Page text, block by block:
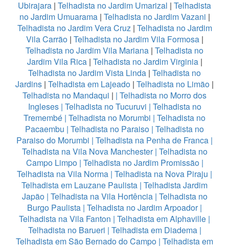
Ubirajara | Telhadista no Jardim Umarizal | Telhadista
no Jardim Umuarama| Telhadista no Jardim Vazani |
Telhadista no Jardim Vera Cruz| Telhadista no Jardim
Vila Carrão| Telhadista no Jardim Vila Formosa|
Telhadista no Jardim Vila Mariana | Telhadista no
Jardim Vila Rica| Telhadista no Jardim Virginia|
Telhadista no Jardim Vista Linda | Telhadista no
Jardins | Telhadista em Lajeado | Telhadista no Limão |
Telhadista no Mandaqui | | Telhadista no Morro dos
Ingleses| Telhadista no Tucuruvi | Telhadista no
Tremembé | Telhadista no Morumbi | Telhadista no
Pacaembu | Telhadista no Paraiso | Telhadista no
Paraiso do Morumbi | Telhadista na Penha de Franca |
Telhadista na Vila Nova Manchester| Telhadista no
Campo Limpo| Telhadista no Jardim Promissão|
Telhadista na Vila Norma | Telhadista na Nova Piraju |
Telhadista em Lauzane Paulista | Telhadista Jardim
Japão| Telhadista na Vila Hortência| Telhadista no
Burgo Paulista | Telhadista no Jardim Arpoador|
Telhadista na Vila Fanton | Telhadista em Alphaville |
Telhadista no Barueri | Telhadista em Diadema|
Telhadista em São Bernado do Campo | Telhadista em